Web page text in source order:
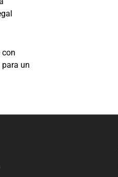
con
un